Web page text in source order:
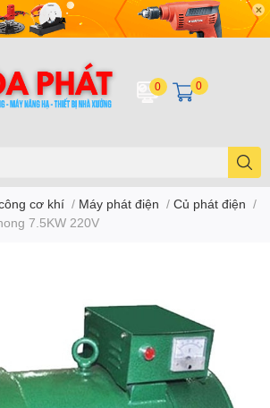
0 0
cơ khí / Máy phát điện / Củ phát điện /
7.5KW 220V